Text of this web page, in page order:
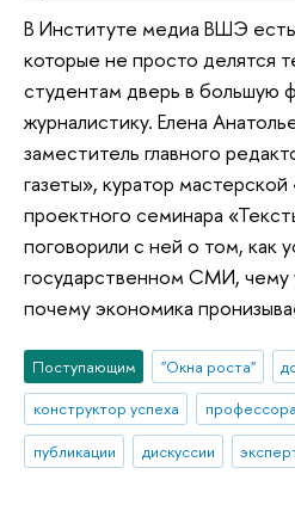
В Институте медиа ВШЭ
которые не просто делятся
студентам дверь в большую
журналистику. Елена
заместитель главного
газеты», куратор
проектного семинара
поговорили с ней о том, как
государственном СМИ, чему
почему экономика
Поступающим "Окна роста"
конструктор успеха
профессора
публикации
дискуссии